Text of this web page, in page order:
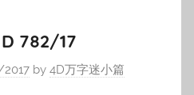
782/17
by 4D万字迷小篇